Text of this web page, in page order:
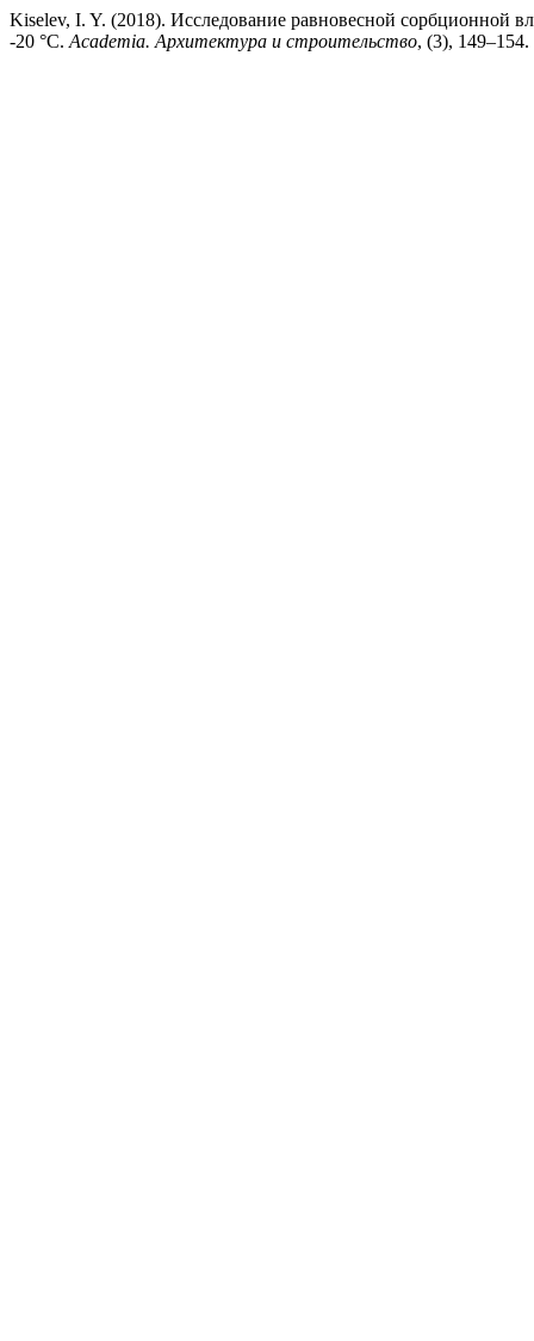
Kiselev, I. Y. (2018). Исследование равновесной сорбционной
-20 °С. Academia. Архитектура и строительство, (3),